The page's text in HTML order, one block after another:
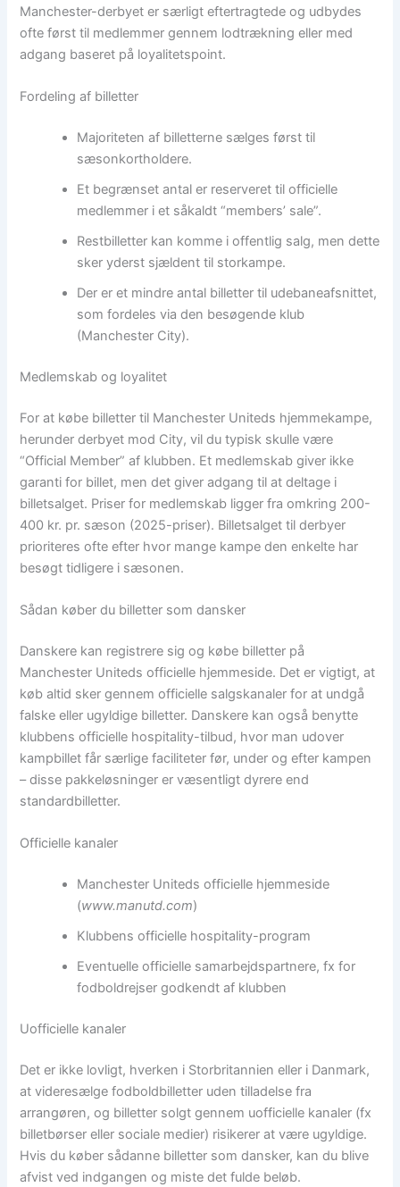
Manchester-derbyet er særligt eftertragtede og udbydes
ofte først til medlemmer gennem lodtrækning eller med
adgang baseret på loyalitetspoint.
Fordeling af billetter
Majoriteten af billetterne sælges først til
sæsonkortholdere.
Et begrænset antal er reserveret til officielle
medlemmer i et såkaldt “members’ sale”.
Restbilletter kan komme i offentlig salg, men dette
sker yderst sjældent til storkampe.
Der er et mindre antal billetter til udebaneafsnittet,
som fordeles via den besøgende klub
(Manchester City).
Medlemskab og loyalitet
For at købe billetter til Manchester Uniteds hjemmekampe,
herunder derbyet mod City, vil du typisk skulle være
“Official Member” af klubben. Et medlemskab giver ikke
garanti for billet, men det giver adgang til at deltage i
billetsalget. Priser for medlemskab ligger fra omkring 200-
400 kr. pr. sæson (2025-priser). Billetsalget til derbyer
prioriteres ofte efter hvor mange kampe den enkelte har
besøgt tidligere i sæsonen.
Sådan køber du billetter som dansker
Danskere kan registrere sig og købe billetter på
Manchester Uniteds officielle hjemmeside. Det er vigtigt, at
køb altid sker gennem officielle salgskanaler for at undgå
falske eller ugyldige billetter. Danskere kan også benytte
klubbens officielle hospitality-tilbud, hvor man udover
kampbillet får særlige faciliteter før, under og efter kampen
– disse pakkeløsninger er væsentligt dyrere end
standardbilletter.
Officielle kanaler
Manchester Uniteds officielle hjemmeside
(www.manutd.com)
Klubbens officielle hospitality-program
Eventuelle officielle samarbejdspartnere, fx for
fodboldrejser godkendt af klubben
Uofficielle kanaler
Det er ikke lovligt, hverken i Storbritannien eller i Danmark,
at videresælge fodboldbilletter uden tilladelse fra
arrangøren, og billetter solgt gennem uofficielle kanaler (fx
billetbørser eller sociale medier) risikerer at være ugyldige.
Hvis du køber sådanne billetter som dansker, kan du blive
afvist ved indgangen og miste det fulde beløb.